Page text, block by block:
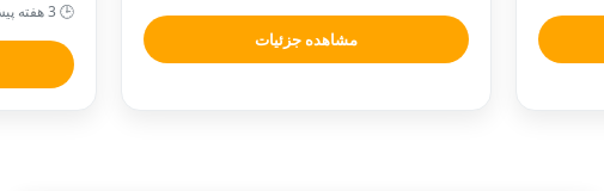
مشاهده جزئیات
🕒 3 هفته پیش